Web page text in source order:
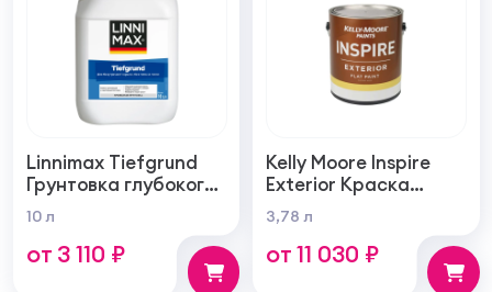
Linnimax Tiefgrund
Грунтовка глубокого
проникновения для
внутренних и
наружных работ
10 л
от 3 110 ₽
Kelly Moore Inspire
Exterior Краска
фасадная
самогрунтующаяся
суперукрывистая
3,78 л
от 11 030 ₽